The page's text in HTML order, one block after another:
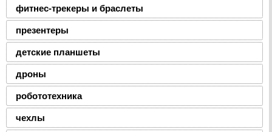
фитнес-трекеры и браслеты
презентеры
детские планшеты
дроны
робототехника
чехлы